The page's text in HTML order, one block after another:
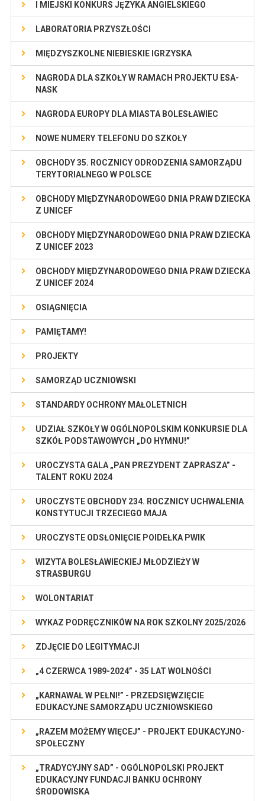
I MIEJSKI KONKURS JĘZYKA ANGIELSKIEGO
LABORATORIA PRZYSZŁOŚCI
MIĘDZYSZKOLNE NIEBIESKIE IGRZYSKA
NAGRODA DLA SZKOŁY W RAMACH PROJEKTU ESA-
NASK
NAGRODA EUROPY DLA MIASTA BOLESŁAWIEC
NOWE NUMERY TELEFONU DO SZKOŁY
OBCHODY 35. ROCZNICY ODRODZENIA SAMORZĄDU
TERYTORIALNEGO W POLSCE
OBCHODY MIĘDZYNARODOWEGO DNIA PRAW DZIECKA
Z UNICEF
OBCHODY MIĘDZYNARODOWEGO DNIA PRAW DZIECKA
Z UNICEF 2023
OBCHODY MIĘDZYNARODOWEGO DNIA PRAW DZIECKA
Z UNICEF 2024
OSIĄGNIĘCIA
PAMIĘTAMY!
PROJEKTY
SAMORZĄD UCZNIOWSKI
STANDARDY OCHRONY MAŁOLETNICH
UDZIAŁ SZKOŁY W OGÓLNOPOLSKIM KONKURSIE DLA
SZKÓŁ PODSTAWOWYCH „DO HYMNU!”
UROCZYSTA GALA „PAN PREZYDENT ZAPRASZA” -
TALENT ROKU 2024
UROCZYSTE OBCHODY 234. ROCZNICY UCHWALENIA
KONSTYTUCJI TRZECIEGO MAJA
UROCZYSTE ODSŁONIĘCIE POIDEŁKA PWIK
WIZYTA BOLESŁAWIECKIEJ MŁODZIEŻY W
STRASBURGU
WOLONTARIAT
WYKAZ PODRĘCZNIKÓW NA ROK SZKOLNY 2025/2026
ZDJĘCIE DO LEGITYMACJI
„4 CZERWCA 1989-2024” - 35 LAT WOLNOŚCI
„KARNAWAŁ W PEŁNI!” - PRZEDSIĘWZIĘCIE
EDUKACYJNE SAMORZĄDU UCZNIOWSKIEGO
„RAZEM MOŻEMY WIĘCEJ” - PROJEKT EDUKACYJNO-
SPOŁECZNY
„TRADYCYJNY SAD” - OGÓLNOPOLSKI PROJEKT
EDUKACYJNY FUNDACJI BANKU OCHRONY
ŚRODOWISKA